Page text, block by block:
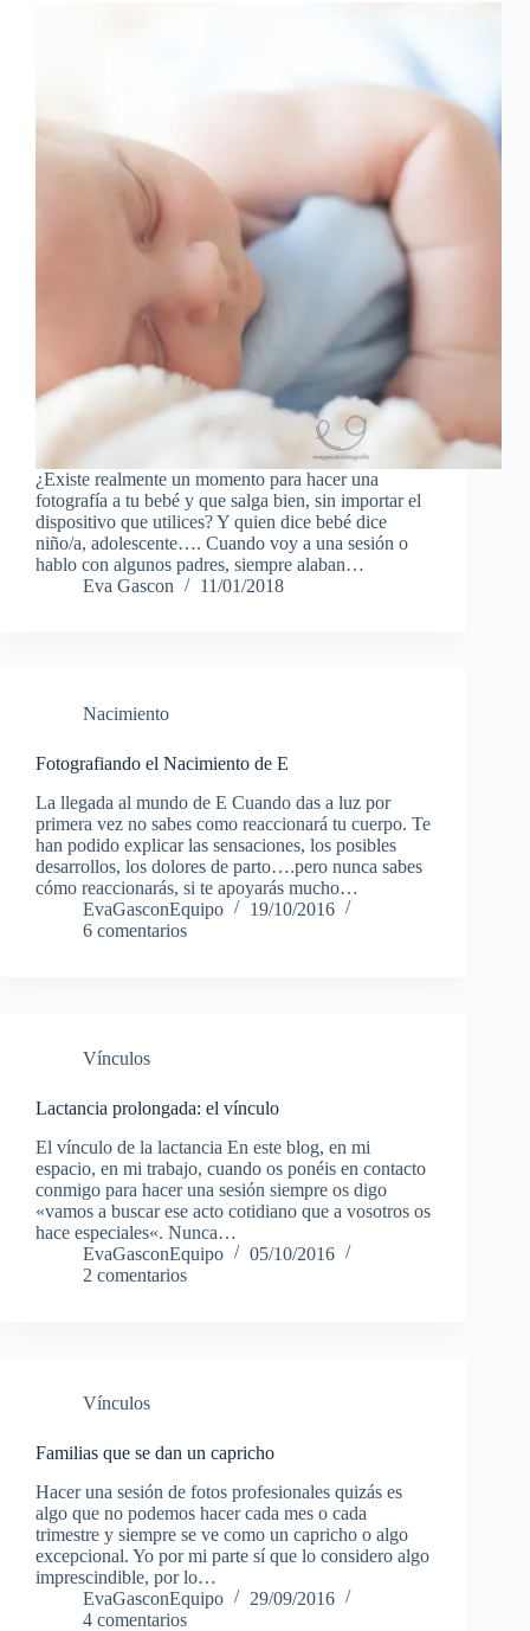
¿Existe realmente un momento para hacer una
fotografía a tu bebé y que salga bien, sin importar el
dispositivo que utilices? Y quien dice bebé dice
niño/a, adolescente…. Cuando voy a una sesión o
hablo con algunos padres, siempre alaban…
Eva Gascon
11/01/2018
Nacimiento
Fotografiando el Nacimiento de E
La llegada al mundo de E Cuando das a luz por
primera vez no sabes como reaccionará tu cuerpo. Te
han podido explicar las sensaciones, los posibles
desarrollos, los dolores de parto….pero nunca sabes
cómo reaccionarás, si te apoyarás mucho…
EvaGasconEquipo
19/10/2016
6 comentarios
Vínculos
Lactancia prolongada: el vínculo
El vínculo de la lactancia En este blog, en mi
espacio, en mi trabajo, cuando os ponéis en contacto
conmigo para hacer una sesión siempre os digo
«vamos a buscar ese acto cotidiano que a vosotros os
hace especiales«. Nunca…
EvaGasconEquipo
05/10/2016
2 comentarios
Vínculos
Familias que se dan un capricho
Hacer una sesión de fotos profesionales quizás es
algo que no podemos hacer cada mes o cada
trimestre y siempre se ve como un capricho o algo
excepcional. Yo por mi parte sí que lo considero algo
imprescindible, por lo…
EvaGasconEquipo
29/09/2016
4 comentarios